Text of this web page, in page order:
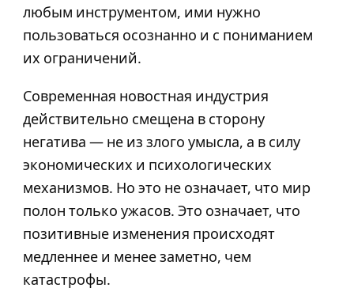
любым инструментом, ими нужно
пользоваться осознанно и с пониманием
их ограничений.
Современная новостная индустрия
действительно смещена в сторону
негатива — не из злого умысла, а в силу
экономических и психологических
механизмов. Но это не означает, что мир
полон только ужасов. Это означает, что
позитивные изменения происходят
медленнее и менее заметно, чем
катастрофы.